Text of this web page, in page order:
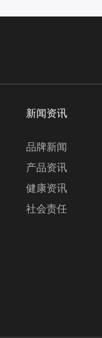
新闻资讯
品牌新闻
产品资讯
健康资讯
社会责任